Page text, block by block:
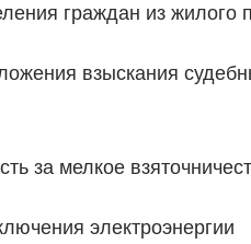
граждан из жилого
взыскания
за мелкое
электроэнергии